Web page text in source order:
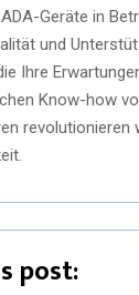
Geräte in
und
Ihre
Know-how
revolutionieren
post: